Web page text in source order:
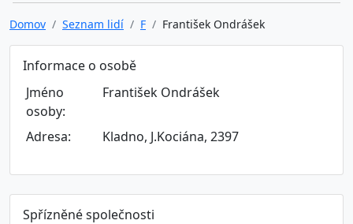
Domov Seznam lidí F František Ondrášek
Informace o osobě
Jméno
osoby:
František Ondrášek
Adresa: Kladno, J.Kociána, 2397
Spřízněné společnosti